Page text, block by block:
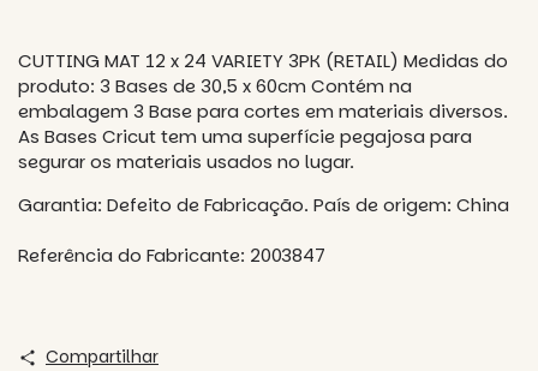
CUTTING MAT 12 x 24 VARIETY 3PK (RETAIL) Medidas do
produto: 3 Bases de 30,5 x 60cm Contém na
embalagem 3 Base para cortes em materiais diversos.
As Bases Cricut tem uma superfície pegajosa para
segurar os materiais usados no lugar.
Garantia: Defeito de Fabricação. País de origem: China
Referência do Fabricante: 2003847
Compartilhar